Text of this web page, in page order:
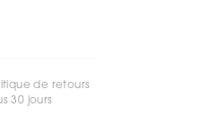
de retours
30 jours